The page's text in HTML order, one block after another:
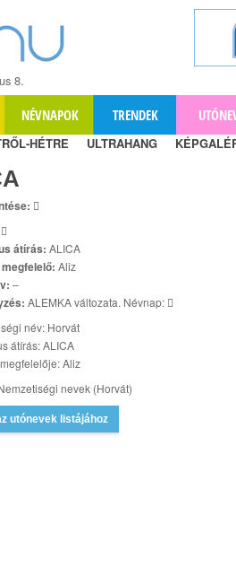
8.
NÉVNAPOK TRENDEK
HÉTRE ULTRAHANG


átírás: ALICA
Aliz
–
ALEMKA változata. Névnap: 
név: Horvát
átírás: ALICA
Aliz
nevek (Horvát)
utónevek listájához